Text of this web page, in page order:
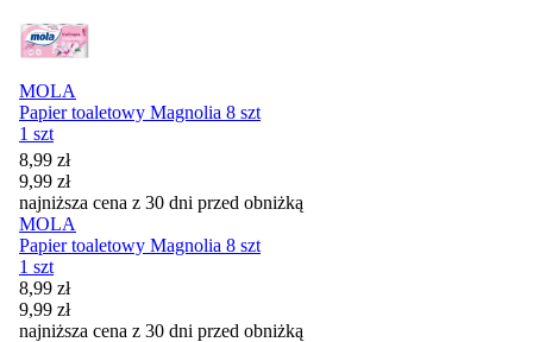
MOLA
Papier toaletowy Magnolia 8 szt
1 szt
Cena promocyjna
8,99 zł
9,99 zł
najniższa cena z 30 dni przed obniżką
MOLA
Papier toaletowy Magnolia 8 szt
1 szt
Cena promocyjna
8,99 zł
9,99 zł
najniższa cena z 30 dni przed obniżką